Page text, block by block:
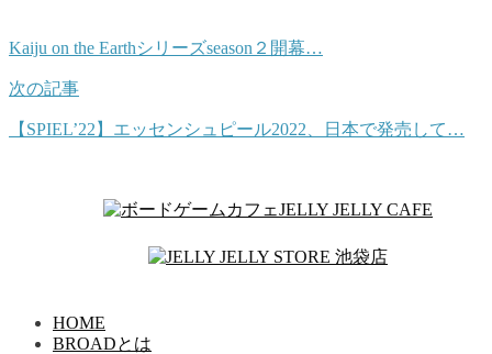
Kaiju on the Earthシリーズseason２開幕…
次の記事
【SPIEL’22】エッセンシュピール2022、日本で発売して…
HOME
BROADとは